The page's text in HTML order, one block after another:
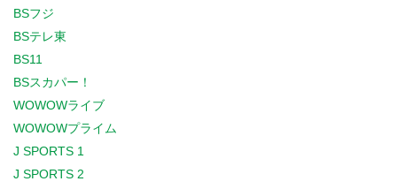
BSフジ
BSテレ東
BS11
BSスカパー！
WOWOWライブ
WOWOWプライム
J SPORTS 1
J SPORTS 2